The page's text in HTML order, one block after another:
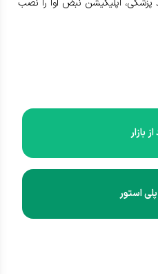
اپلیکیشن نبض آوا را نصب
بازار
پلی استور